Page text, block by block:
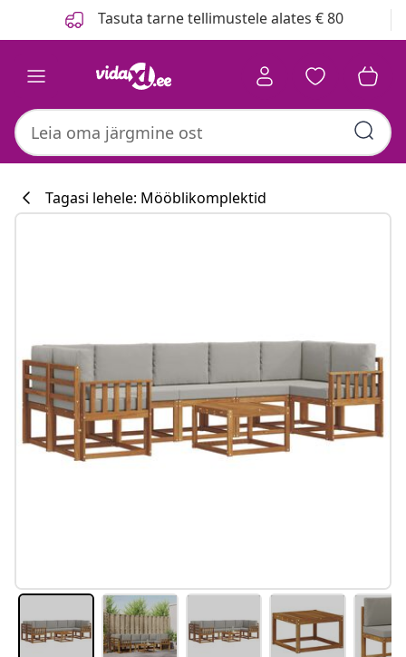
Tasuta tarne tellimustele alates € 80
#sharemevidaxl
Tagasi lehele: Mööblikomplektid